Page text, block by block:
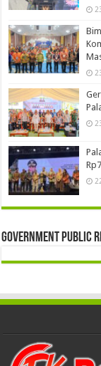
Government Public